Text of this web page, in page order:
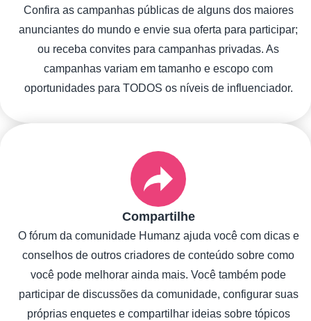
Confira as campanhas públicas de alguns dos maiores
anunciantes do mundo e envie sua oferta para participar;
ou receba convites para campanhas privadas. As
campanhas variam em tamanho e escopo com
oportunidades para TODOS os níveis de influenciador.
Compartilhe
O fórum da comunidade Humanz ajuda você com dicas e
conselhos de outros criadores de conteúdo sobre como
você pode melhorar ainda mais. Você também pode
participar de discussões da comunidade, configurar suas
próprias enquetes e compartilhar ideias sobre tópicos